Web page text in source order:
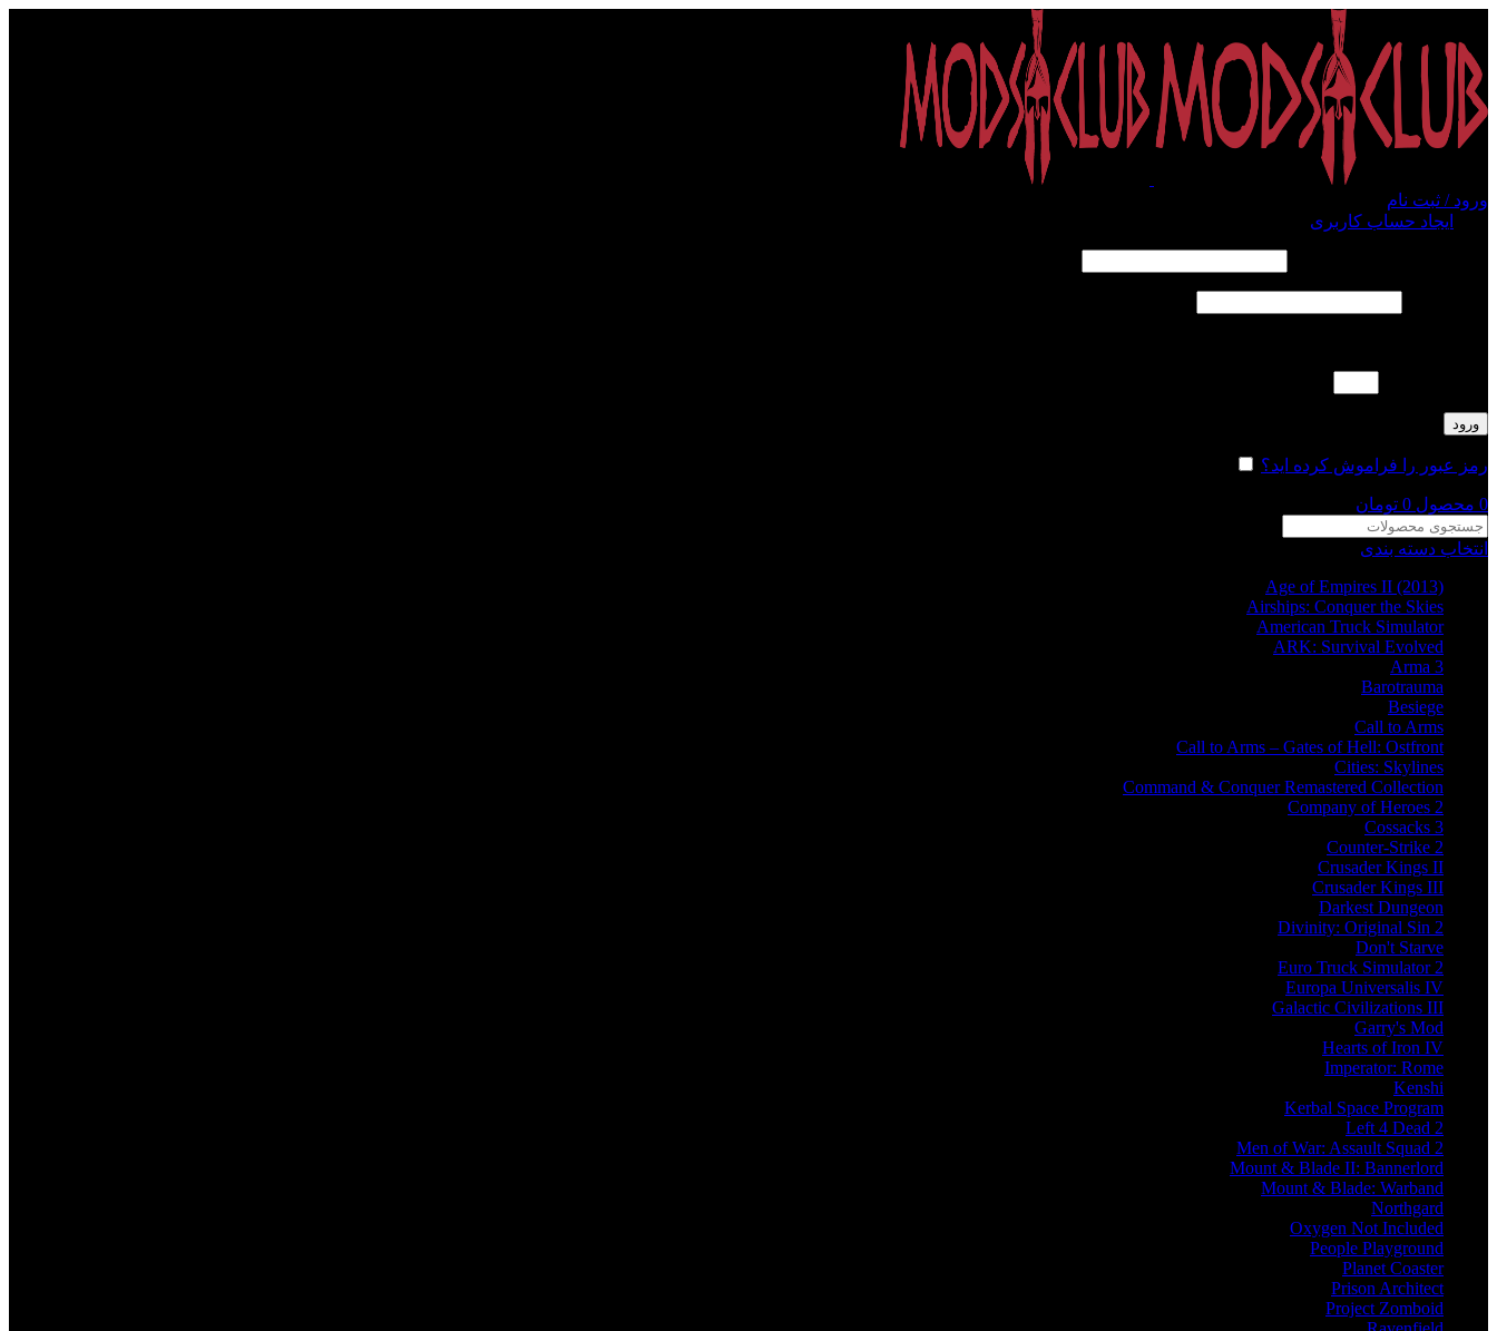
ورود / ثبت نام
ایجاد حساب کاربری
ورود
رمز عبور را فراموش کرده اید؟
0 محصول 0 تومان
انتخاب دسته بندی
Age of Empires II (2013)
Airships: Conquer the Skies
American Truck Simulator
ARK: Survival Evolved
Arma 3
Barotrauma
Besiege
Call to Arms
Call to Arms – Gates of Hell: Ostfront
Cities: Skylines
Command & Conquer Remastered Collection
Company of Heroes 2
Cossacks 3
Counter-Strike 2
Crusader Kings II
Crusader Kings III
Darkest Dungeon
Divinity: Original Sin 2
Don't Starve
Euro Truck Simulator 2
Europa Universalis IV
Galactic Civilizations III
Garry's Mod
Hearts of Iron IV
Imperator: Rome
Kenshi
Kerbal Space Program
Left 4 Dead 2
Men of War: Assault Squad 2
Mount & Blade II: Bannerlord
Mount & Blade: Warband
Northgard
Oxygen Not Included
People Playground
Planet Coaster
Prison Architect
Project Zomboid